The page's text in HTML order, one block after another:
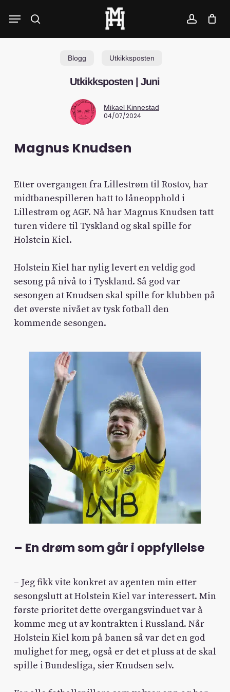
search account
Menu
Blogg Utkikksposten
Utkikksposten | Juni
Mikael Kinnestad
04/07/2024
Magnus Knudsen
Etter overgangen fra Lillestrøm til Rostov, har
midtbanespilleren hatt to låneopphold i
Lillestrøm og AGF. Nå har Magnus Knudsen tatt
turen videre til Tyskland og skal spille for
Holstein Kiel.
Holstein Kiel har nylig levert en veldig god
sesong på nivå to i Tyskland. Så god var
sesongen at Knudsen skal spille for klubben på
det øverste nivået av tysk fotball den
kommende sesongen.
– En drøm som går i oppfyllelse
– Jeg fikk vite konkret av agenten min etter
sesongslutt at Holstein Kiel var interessert. Min
første prioritet dette overgangsvinduet var å
komme meg ut av kontrakten i Russland. Når
Holstein Kiel kom på banen så var det en god
mulighet for meg, også er det et pluss at de skal
spille i Bundesliga, sier Knudsen selv.